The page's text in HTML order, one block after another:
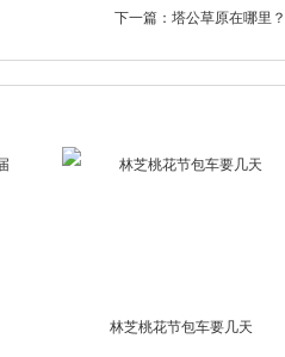
下一篇： 塔公草原在哪里？
林芝桃花节包车要几天